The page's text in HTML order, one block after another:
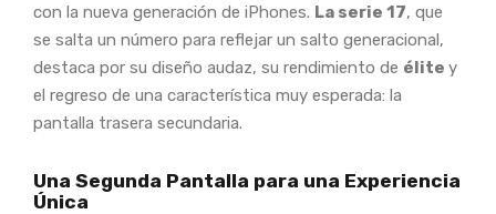
con la nueva generación de iPhones. La serie 17, que
se salta un número para reflejar un salto generacional,
destaca por su diseño audaz, su rendimiento de élite y
el regreso de una característica muy esperada: la
pantalla trasera secundaria.
Una Segunda Pantalla para una Experiencia
Única